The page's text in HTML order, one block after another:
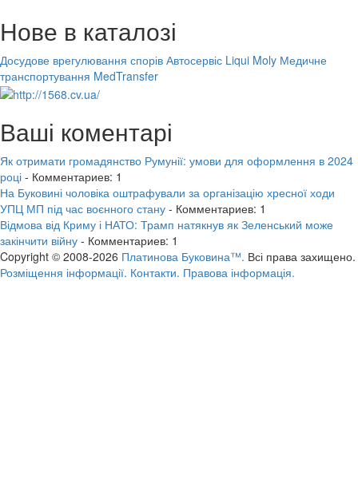
Нове в каталозі
Досудове врегулювання спорів Автосервіс Liqui Moly Медичне
транспортування MedTransfer
Ваші коментарі
Як отримати громадянство Румунії: умови для оформлення в 2024
році - Комментариев: 1
На Буковині чоловіка оштрафували за організацію хресної ходи
УПЦ МП під час воєнного стану - Комментариев: 1
Відмова від Криму і НАТО: Трамп натякнув як Зеленський може
закінчити війну - Комментариев: 1
Copyright © 2008-2026 Платинова Буковина™. Всі права захищено.
Розміщення інформації. Контакти. Правова інформація.